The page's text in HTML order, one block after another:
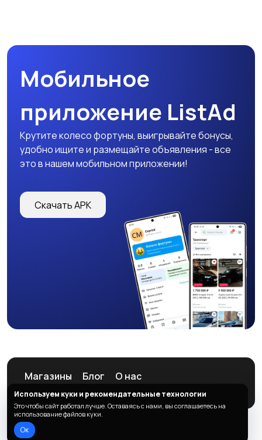
Мобильное
приложение ListAd
Крутите колесо фортуны, выигрывайте бонусы,
удобно ищите и размещайте объявления - все
это в нашем мобильном приложении!
Скачать APK
Магазины Блог
О нас
Служба поддержки
© 2026 ListAd
Используем куки и рекомендательные технологии
Это чтобы сайт работал лучше. Оставаясь с нами, вы соглашаетесь на
использование файлов куки.
Ок